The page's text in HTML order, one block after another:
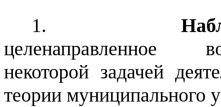
1.
целенаправленное
некоторой задачей
теории муниципального